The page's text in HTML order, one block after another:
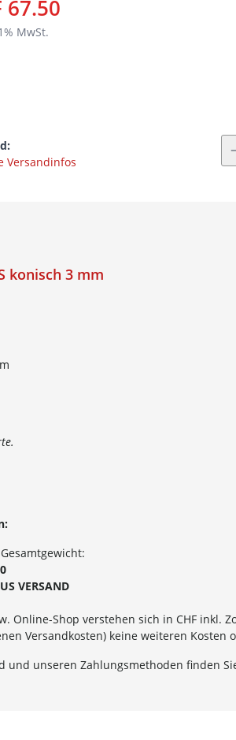
67.50
% MwSt.
Versandinfos
konisch 3 mm
VERSAND
Online-Shop verstehen sich in CHF inkl.
Versandkosten) keine weiteren Kosten
und unseren Zahlungsmethoden finden